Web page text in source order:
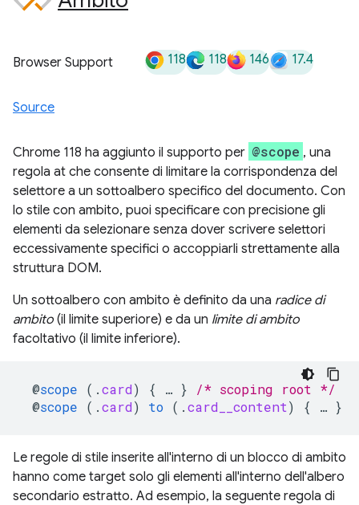
Browser Support 118 118 146 17.4
Source
Chrome 118 ha aggiunto il supporto per @scope , una
regola at che consente di limitare la corrispondenza del
selettore a un sottoalbero specifico del documento. Con
lo stile con ambito, puoi specificare con precisione gli
elementi da selezionare senza dover scrivere selettori
eccessivamente specifici o accoppiarli strettamente alla
struttura DOM.
Un sottoalbero con ambito è definito da una radice di
ambito (il limite superiore) e da un limite di ambito
facoltativo (il limite inferiore).
@scope ( .card) { … }
/* scoping root */
@scope ( .card) to ( .card__content) { … }
Le regole di stile inserite all'interno di un blocco di ambito
hanno come target solo gli elementi all'interno dell'albero
secondario estratto. Ad esempio, la seguente regola di